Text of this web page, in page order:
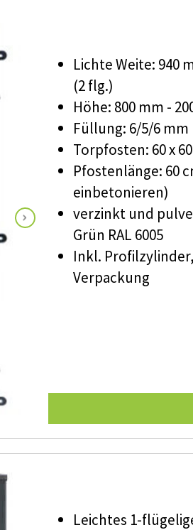
Lichte Weite: 940
(2 flg.)
Höhe: 800 mm -
Füllung: 6/5/6 mm
Torpfosten: 60 x
Pfostenlänge: 60
einbetonieren)
verzinkt und
Grün RAL 6005
Inkl.
Verpackung
Leichtes 1-